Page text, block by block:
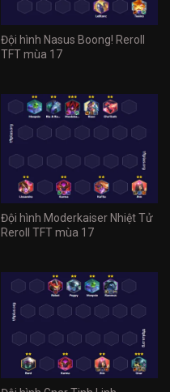
Đội hình Nasus Boong! Reroll
TFT mùa 17
Đội hình Moderkaiser Nhiệt Tử
Reroll TFT mùa 17